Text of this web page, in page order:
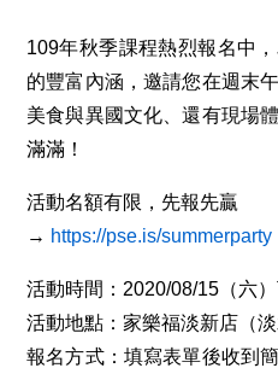
109年秋季課程熱烈報名中
的豐富內涵，邀請您在週末
美食與異國文化、還有現場
滿滿！
活動名額有限，先報先贏
→ https://pse.is/summerparty
活動時間：2020/08/15（六
活動地點：家樂福淡新店（
報名方式：填寫表單後收到